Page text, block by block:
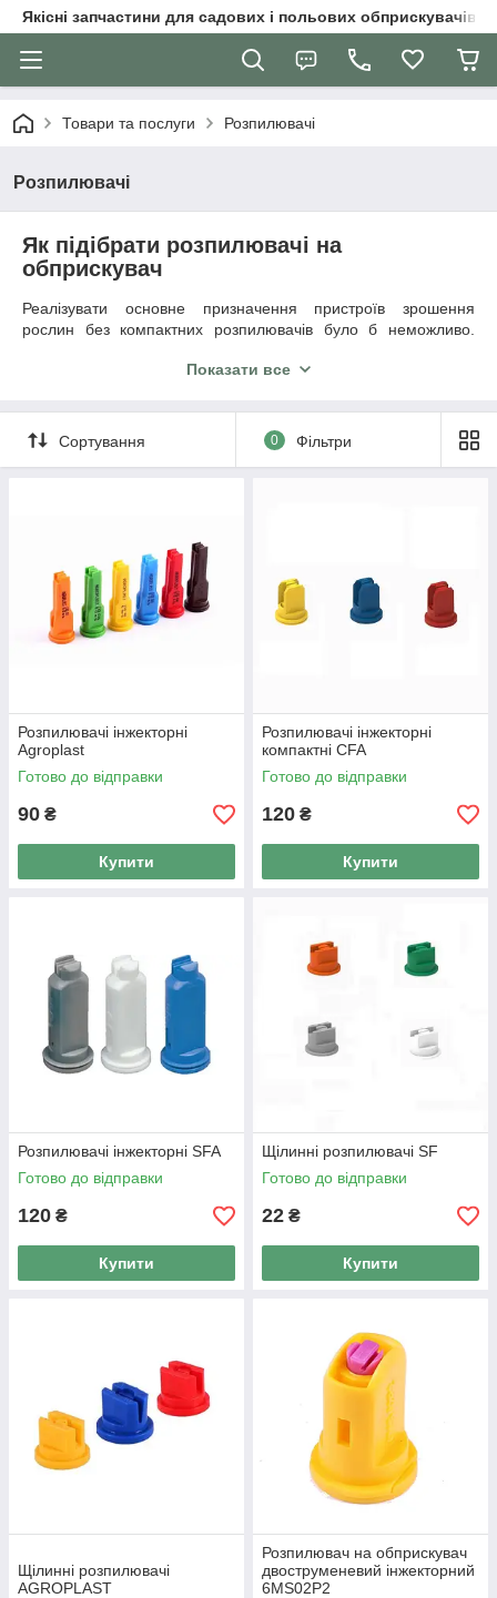
Якісні запчастини для садових і польових обприскувачів
Товари та послуги Розпилювачі
Розпилювачі
Як підібрати розпилювачі на
обприскувач
Реалізувати основне призначення пристроїв зрошення
рослин без компактних розпилювачів було б неможливо.
геометрію зрошення (плоский факел, порожнистий, повний
внесених препаратів і особливості оброблюваної культури.
Показати все
Сортування 0 Фільтри
Розпилювачі інжекторні
Agroplast
Готово до відправки
90 ₴
Купити
Розпилювачі інжекторні
компактні CFA
Готово до відправки
120 ₴
Купити
Розпилювачі інжекторні SFA
Готово до відправки
120 ₴
Купити
Щілинні розпилювачі SF
Готово до відправки
22 ₴
Купити
Щілинні розпилювачі
AGROPLAST
Розпилювач на обприскувач
двоструменевий інжекторний
6MS02P2